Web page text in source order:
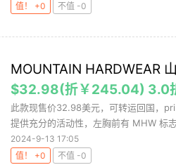
值！ +0
不值 -0
MOUNTAIN HARDWEAR
$32.98(折￥245.04) 3.0
此款现售价32.98美元，可转运回国，
提供充分的活动性，左胸前有 MHW 标
2024-9-13 17:05
值！ +0
不值 -0